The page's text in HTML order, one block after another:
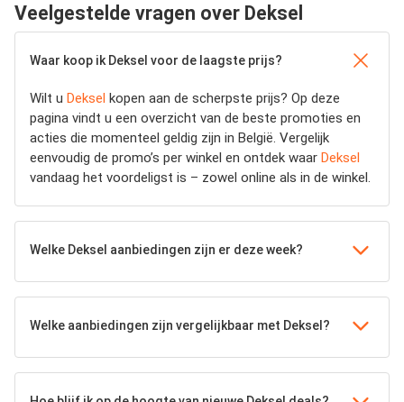
Veelgestelde vragen over Deksel
Waar koop ik Deksel voor de laagste prijs?
Wilt u Deksel kopen aan de scherpste prijs? Op deze
pagina vindt u een overzicht van de beste promoties en
acties die momenteel geldig zijn in België. Vergelijk
eenvoudig de promo’s per winkel en ontdek waar Deksel
vandaag het voordeligst is – zowel online als in de winkel.
Welke Deksel aanbiedingen zijn er deze week?
Welke aanbiedingen zijn vergelijkbaar met Deksel?